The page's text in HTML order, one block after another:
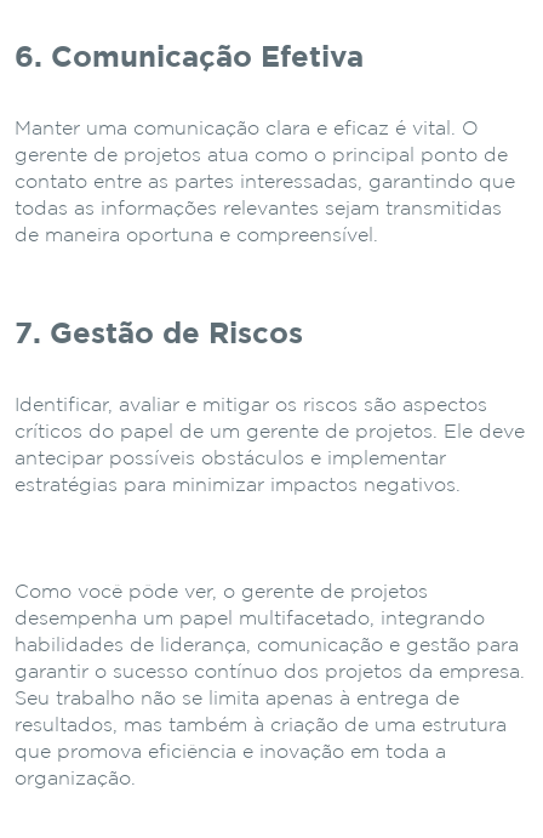
6. Comunicação Efetiva
Manter uma comunicação clara e eficaz é vital. O
gerente de projetos atua como o principal ponto de
contato entre as partes interessadas, garantindo que
todas as informações relevantes sejam transmitidas
de maneira oportuna e compreensível.
7. Gestão de Riscos
Identificar, avaliar e mitigar os riscos são aspectos
críticos do papel de um gerente de projetos. Ele deve
antecipar possíveis obstáculos e implementar
estratégias para minimizar impactos negativos.
Como você pôde ver, o gerente de projetos
desempenha um papel multifacetado, integrando
habilidades de liderança, comunicação e gestão para
garantir o sucesso contínuo dos projetos da empresa.
Seu trabalho não se limita apenas à entrega de
resultados, mas também à criação de uma estrutura
que promova eficiência e inovação em toda a
organização.